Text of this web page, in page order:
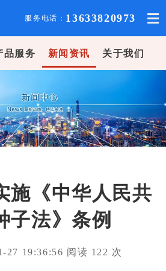
服务电话： 13633820973
品服务 新闻资讯 关于我们
施《中华人民共
子法》条例
27 19:36:56 阅读 122 次